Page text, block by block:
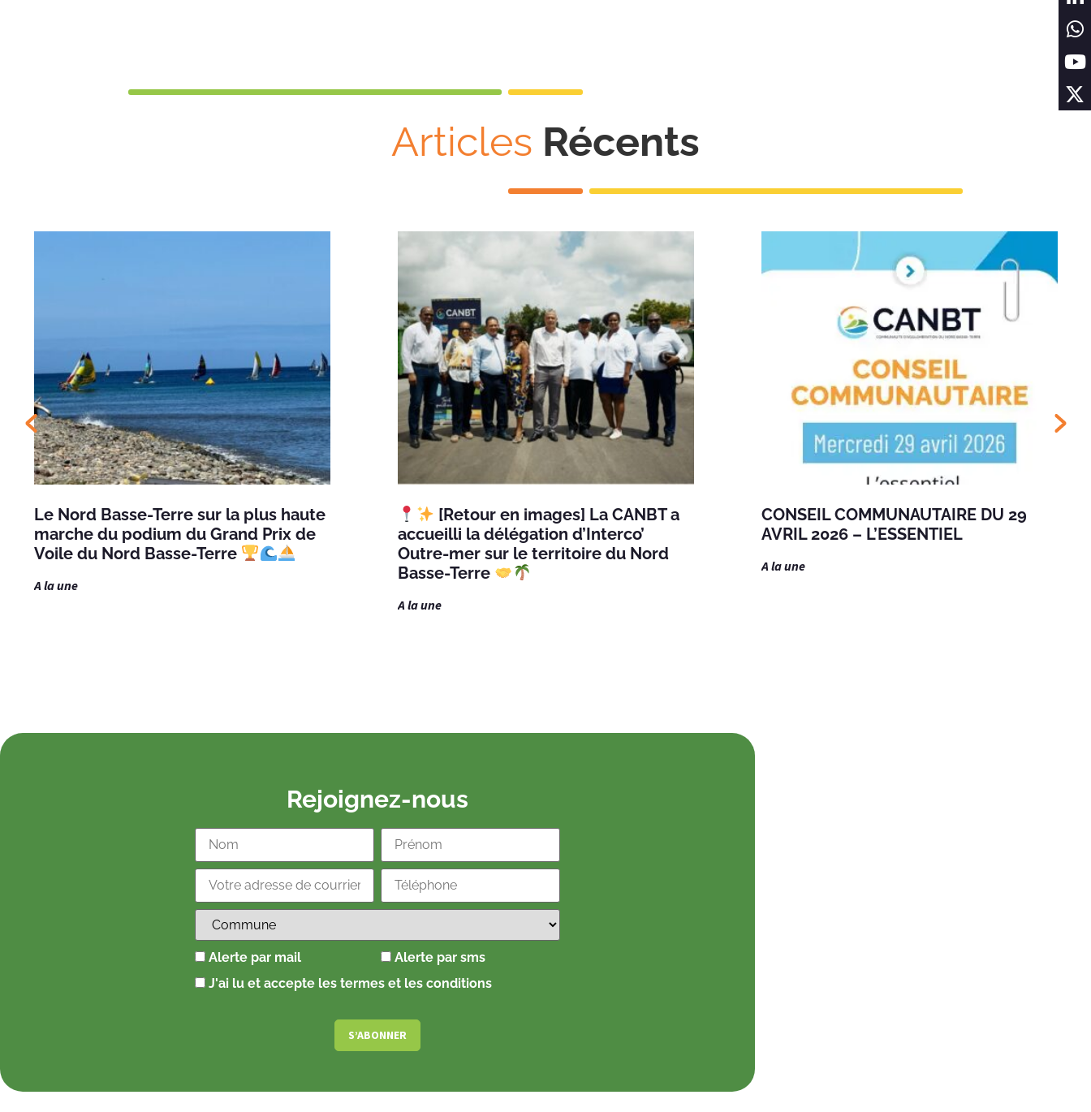
Articles Récents
A la une
Le Nord Basse-Terre sur la plus haute
marche du podium du Grand Prix de
Voile du Nord Basse-Terre
A la une
[Retour en images] La CANBT a
accueilli la délégation d’Interco’
Outre-mer sur le territoire du Nord
Basse-Terre
A la une
CONSEIL COMMUNAUTAIRE DU 29
AVRIL 2026 – L’ESSENTIEL
Rejoignez-nous
Alerte par mail
Alerte par sms
J'ai lu et accepte les termes et les conditions